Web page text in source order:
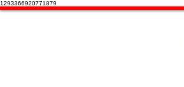
1293366920771879